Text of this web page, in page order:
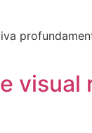
visual